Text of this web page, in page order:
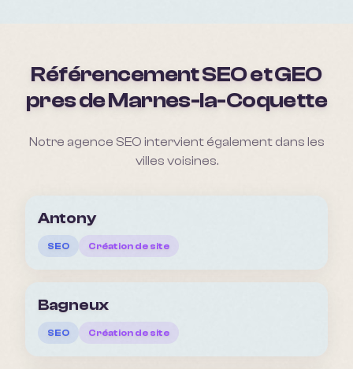
Référencement SEO et GEO
pres deMarnes-la-Coquette
Notre agence SEO intervient également dans les
villes voisines.
Antony
SEO Création de site
Bagneux
SEO Création de site